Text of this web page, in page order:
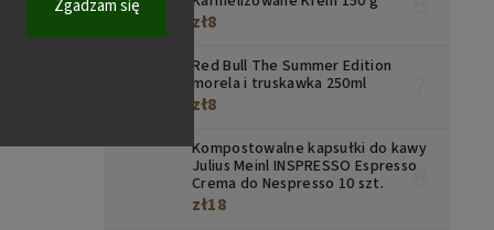
Zgadzam się
zł8
Red Bull The Summer Edition
morela i truskawka 250ml
zł8
Kompostowalne kapsułki do kawy
Julius Meinl INSPRESSO Espresso
Crema do Nespresso 10 szt.
zł18